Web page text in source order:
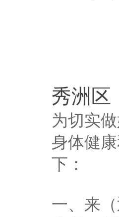
秀洲区
为切实
身体健
下：
一、来